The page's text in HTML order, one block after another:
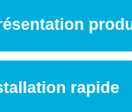
rapide